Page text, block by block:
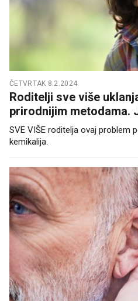
ČETVRTAK 8.2.2024.
Roditelji sve više
prirodnijim metodama.
SVE VIŠE roditelja ovaj problem
kemikalija.